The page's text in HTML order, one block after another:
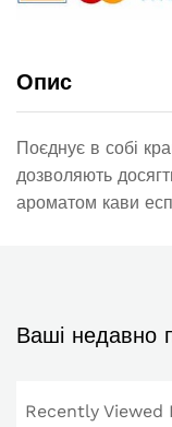
Опис
Поєднує в собі
дозволяють
ароматом кави
Ваші недавно
Recently